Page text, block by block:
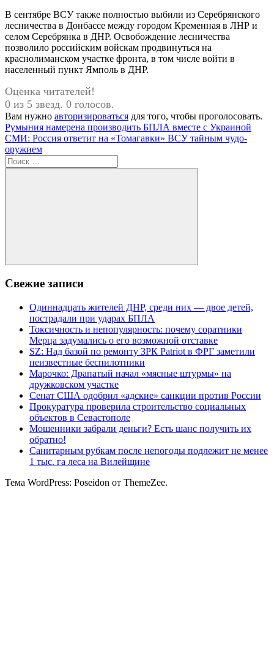
В сентябре ВСУ также полностью выбили из Серебрянского
лесничества в Донбассе между городом Кременная в ЛНР и
селом Серебрянка в ДНР. Освобождение лесничества
позволило российским войскам продвинуться на
краснолиманском участке фронта, в том числе войти в
населенный пункт Ямполь в ДНР.
Оценка читателей!
0 из 5 звезд. 0 голосов.
Вам нужно авторизироваться для того, чтобы проголосовать.
Навигация
по
записям
Предыдущая
запись:
Румыния намерена производить БПЛА вместе с Украиной
Следующая
запись:
СМИ: Россия ответит на «Томагавки» ВСУ тайным чудо-
оружием
Поиск
для:
Поиск
Свежие записи
Одиннадцать жителей ДНР, среди них — двое детей,
пострадали при ударах БПЛА
Токсичность и непопулярность: почему соратники
Мерца задумались о его возможной отставке
SZ: Над базой по ремонту ЗРК Patriot в ФРГ заметили
неизвестные беспилотники
Марочко: Драпатый начал «мясные штурмы» на
дружковском участке
Сенат США одобрил «адские» санкции против России
Прокуратура проверила строительство социальных
объектов в Севастополе
Мошенники забрали деньги? Есть шанс получить их
обратно!
Санитарным рубкам после непогоды подлежит не менее
1 тыс. га леса на Вилейщине
Тема WordPress: Poseidon от ThemeZee.